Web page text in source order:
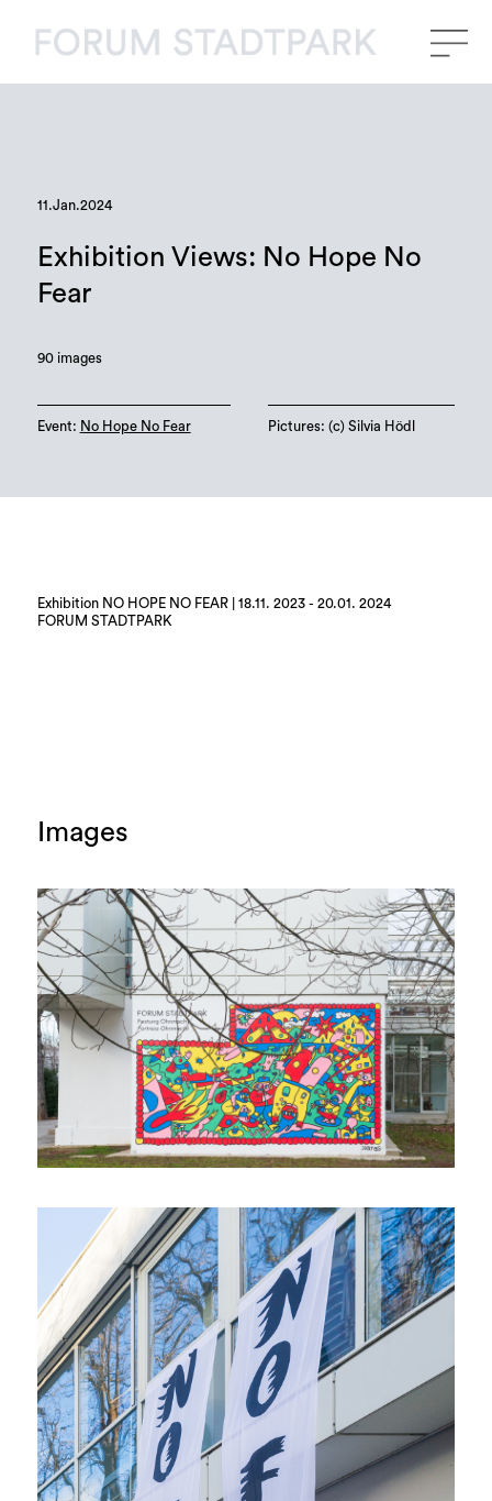
11.Jan.2024
Exhibition Views: No Hope No
Fear
90 images
Event: No Hope No Fear Pictures: (c) Silvia Hödl
Exhibition NO HOPE NO FEAR | 18.11. 2023 - 20.01. 2024
FORUM STADTPARK
Images